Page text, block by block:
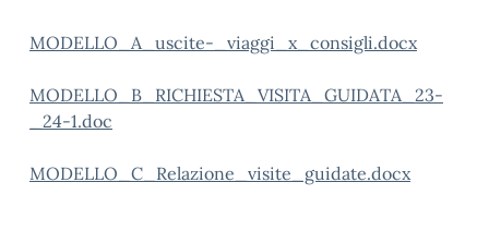
MODELLO_A_uscite-_viaggi_x_consigli.docx
MODELLO_B_RICHIESTA_VISITA_GUIDATA_23-
_24-1.doc
MODELLO_C_Relazione_visite_guidate.docx